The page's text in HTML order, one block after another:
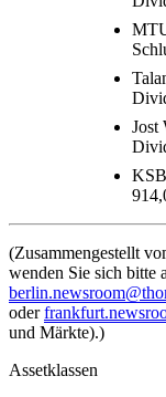
Jost
(Zusammengestellt
wenden Sie sich bitte
oder
und Märkte).)
Assetklassen